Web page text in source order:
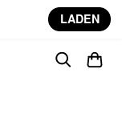
LADEN